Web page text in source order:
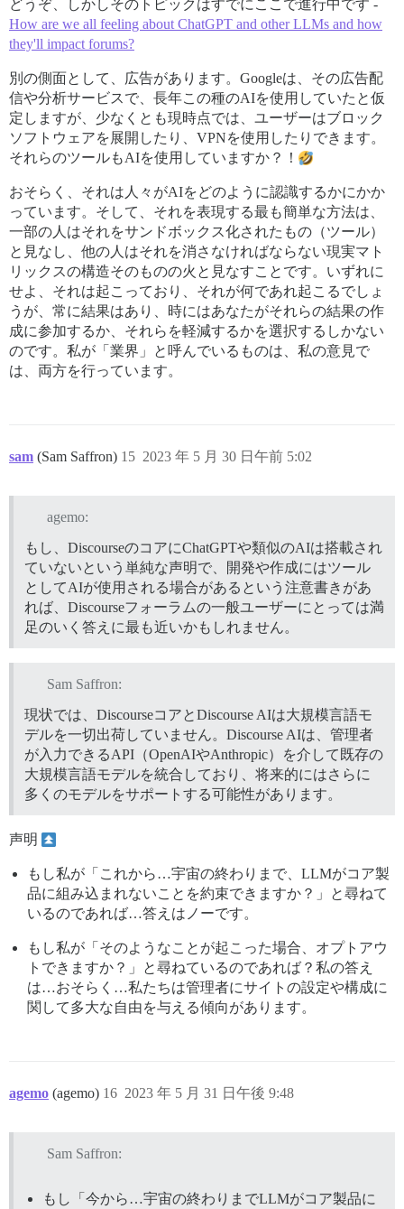
どうぞ、しかしそのトピックはすでにここで進行中です -
How are we all feeling about ChatGPT and other LLMs and how
they'll impact forums?
別の側面として、広告があります。Googleは、その広告配
信や分析サービスで、長年この種のAIを使用していたと仮
定しますが、少なくとも現時点では、ユーザーはブロック
ソフトウェアを展開したり、VPNを使用したりできます。
それらのツールもAIを使用していますか？！
おそらく、それは人々がAIをどのように認識するかにかか
っています。そして、それを表現する最も簡単な方法は、
一部の人はそれをサンドボックス化されたもの（ツール）
と見なし、他の人はそれを消さなければならない現実マト
リックスの構造そのものの火と見なすことです。いずれに
せよ、それは起こっており、それが何であれ起こるでしょ
うが、常に結果はあり、時にはあなたがそれらの結果の作
成に参加するか、それらを軽減するかを選択するしかない
のです。私が「業界」と呼んでいるものは、私の意見で
は、両方を行っています。
sam (Sam Saffron) 2023 年 5 月 30 日午前 5:02
15
agemo:
もし、DiscourseのコアにChatGPTや類似のAIは搭載され
ていないという単純な声明で、開発や作成にはツール
としてAIが使用される場合があるという注意書きがあ
れば、Discourseフォーラムの一般ユーザーにとっては満
足のいく答えに最も近いかもしれません。
Sam Saffron:
現状では、DiscourseコアとDiscourse AIは大規模言語モ
デルを一切出荷していません。Discourse AIは、管理者
が入力できるAPI（OpenAIやAnthropic）を介して既存の
大規模言語モデルを統合しており、将来的にはさらに
多くのモデルをサポートする可能性があります。
声明
もし私が「これから…宇宙の終わりまで、LLMがコア製
品に組み込まれないことを約束できますか？」と尋ねて
いるのであれば…答えはノーです。
もし私が「そのようなことが起こった場合、オプトアウ
トできますか？」と尋ねているのであれば？私の答え
は…おそらく…私たちは管理者にサイトの設定や構成に
関して多大な自由を与える傾向があります。
agemo (agemo) 2023 年 5 月 31 日午後 9:48
16
Sam Saffron:
もし「今から…宇宙の終わりまでLLMがコア製品に